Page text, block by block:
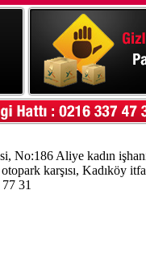
No:186 Aliye kadın
karşısı, Kadıköy
31